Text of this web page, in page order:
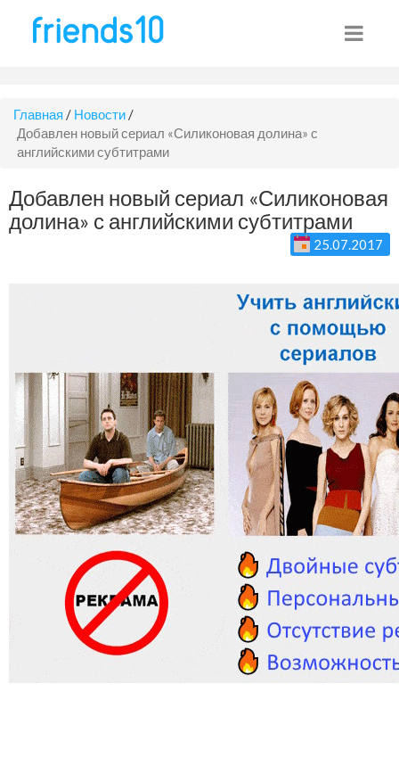
Главная / Новости /
Добавлен новый сериал «Силиконовая долина» с
английскими субтитрами
Добавлен новый сериал «Силиконовая
долина» с английскими субтитрами
25.07.2017